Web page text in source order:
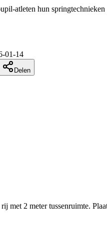
atleten hun
01-14
Delen
met 2 meter tussenruimte.